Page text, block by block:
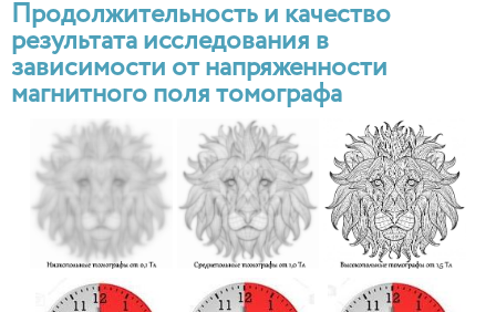
Продолжительность и качество
результата исследования в
зависимости от напряженности
магнитного поля томографа